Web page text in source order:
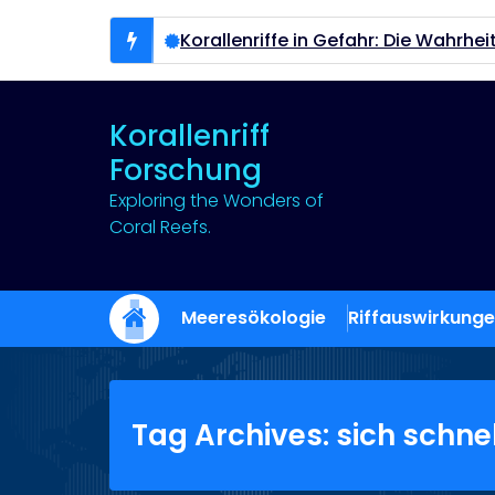
Korallenriffe in Gefahr: Die Wahrheit, die
Korallenriff
Forschung
Exploring the Wonders of
Coral Reefs.
Meeresökologie
Tag Archives: sich